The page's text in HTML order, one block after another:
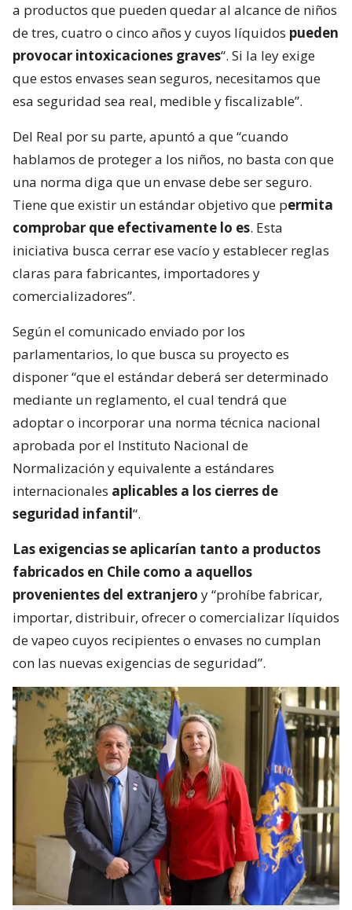
a productos que pueden quedar al alcance de niños
de tres, cuatro o cinco años y cuyos líquidos pueden
provocar intoxicaciones graves“. Si la ley exige
que estos envases sean seguros, necesitamos que
esa seguridad sea real, medible y fiscalizable”.
Del Real por su parte, apuntó a que “cuando
hablamos de proteger a los niños, no basta con que
una norma diga que un envase debe ser seguro.
Tiene que existir un estándar objetivo que permita
comprobar que efectivamente lo es. Esta
iniciativa busca cerrar ese vacío y establecer reglas
claras para fabricantes, importadores y
comercializadores”.
Según el comunicado enviado por los
parlamentarios, lo que busca su proyecto es
disponer “que el estándar deberá ser determinado
mediante un reglamento, el cual tendrá que
adoptar o incorporar una norma técnica nacional
aprobada por el Instituto Nacional de
Normalización y equivalente a estándares
internacionales aplicables a los cierres de
seguridad infantil“.
Las exigencias se aplicarían tanto a productos
fabricados en Chile como a aquellos
provenientes del extranjero y “prohíbe fabricar,
importar, distribuir, ofrecer o comercializar líquidos
de vapeo cuyos recipientes o envases no cumplan
con las nuevas exigencias de seguridad”.